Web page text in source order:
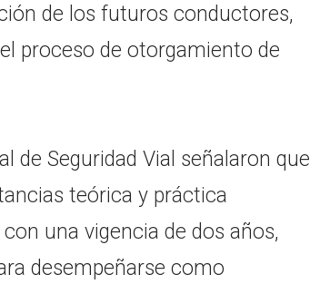
de los futuros conductores,
proceso de otorgamiento de
de Seguridad Vial señalaron que
teórica y práctica
una vigencia de dos años,
desempeñarse como